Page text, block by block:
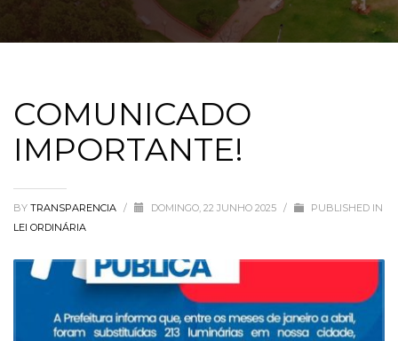
COMUNICADO
IMPORTANTE!
BY TRANSPARENCIA / DOMINGO, 22 JUNHO 2025 /
PUBLISHED IN
LEI ORDINÁRIA